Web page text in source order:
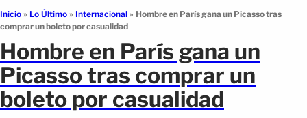
Inicio » Lo Último » Internacional » Hombre en París gana un Picasso tras
comprar un boleto por casualidad
Hombre en París gana un
Picasso tras comprar un
boleto por casualidad